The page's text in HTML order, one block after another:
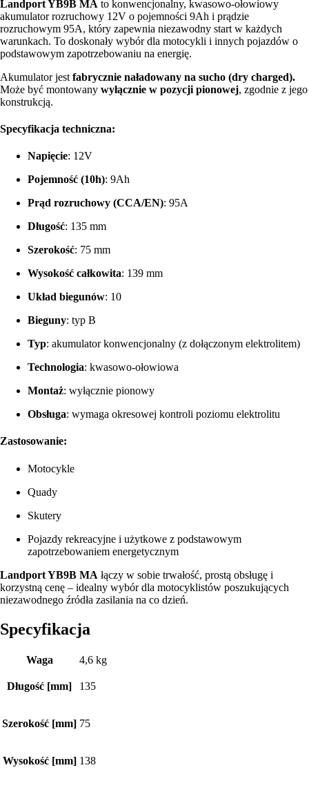
Landport YB9B MA to konwencjonalny, kwasowo-ołowiowy
akumulator rozruchowy 12V o pojemności 9Ah i prądzie
rozruchowym 95A, który zapewnia niezawodny start w każdych
warunkach. To doskonały wybór dla motocykli i innych pojazdów o
podstawowym zapotrzebowaniu na energię.
Akumulator jest fabrycznie naładowany na sucho (dry charged).
Może być montowany wyłącznie w pozycji pionowej, zgodnie z jego
konstrukcją.
Specyfikacja techniczna:
Napięcie: 12V
Pojemność (10h): 9Ah
Prąd rozruchowy (CCA/EN): 95A
Długość: 135 mm
Szerokość: 75 mm
Wysokość całkowita: 139 mm
Układ biegunów: 10
Bieguny: typ B
Typ: akumulator konwencjonalny (z dołączonym elektrolitem)
Technologia: kwasowo-ołowiowa
Montaż: wyłącznie pionowy
Obsługa: wymaga okresowej kontroli poziomu elektrolitu
Zastosowanie:
Motocykle
Quady
Skutery
Pojazdy rekreacyjne i użytkowe z podstawowym
zapotrzebowaniem energetycznym
Landport YB9B MA łączy w sobie trwałość, prostą obsługę i
korzystną cenę – idealny wybór dla motocyklistów poszukujących
niezawodnego źródła zasilania na co dzień.
Specyfikacja
Waga 4,6 kg
Długość [mm] 135
Szerokość [mm] 75
Wysokość [mm] 138